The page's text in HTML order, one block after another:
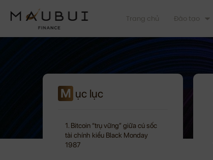
Trang chủ Đào tạo
M ục lục
1. Bitcoin “trụ vững” giữa cú sốc
tài chính kiểu Black Monday
1987